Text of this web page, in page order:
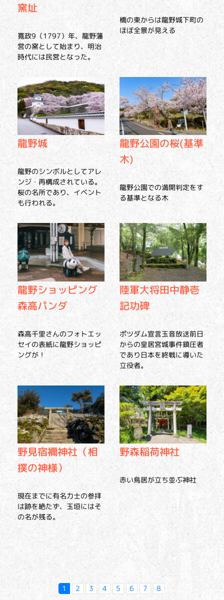
窯址
寛政9（1797）年、龍野藩
営の窯として始まり、明治
時代には民営となった。
橋の東からは龍野城下町の
ほぼ全景が見える
龍野城
龍野のシンボルとしてアレ
ンジ・再構成されている。
桜の名所であり、イベント
も行われる。
龍野公園の桜(基準
木)
龍野公園での満開判定をす
る基準となる木
龍野ショッピング
森高パンダ
森高千里さんのフォトエッ
セイの表紙に龍野ショッピ
ングが！
陸軍大将田中静壱
記功碑
ポツダム宣言玉音放送前日
からの皇居宮城事件鎮圧者
であり日本を終戦に導いた
立役者。
野見宿禰神社（相
撲の神様）
現在までに有名力士の参拝
は跡を絶たず、玉垣にはそ
の名が残る。
野森稲荷神社
赤い鳥居が立ち並ぶ神社
1 2 3 4 5 6 7 8